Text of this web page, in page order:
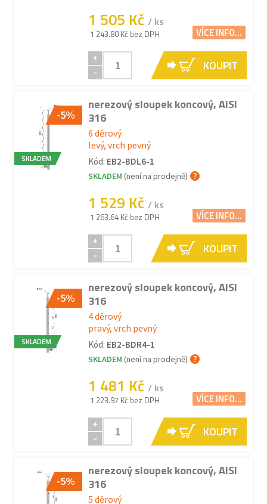
1 505 Kč / ks
1 243.80 Kč bez DPH VÍCE INFO...
+
-
KOUPIT
-5%
SKLADEM
nerezový sloupek koncový, AISI
316
6 děrový
levý, vrch pevný
Kód: EB2-BDL6-1
SKLADEM (není na prodejně)
1 529 Kč / ks
1 263.64 Kč bez DPH VÍCE INFO...
+
-
KOUPIT
-5%
SKLADEM
nerezový sloupek koncový, AISI
316
4 děrový
pravý, vrch pevný
Kód: EB2-BDR4-1
SKLADEM (není na prodejně)
1 481 Kč / ks
1 223.97 Kč bez DPH VÍCE INFO...
+
-
KOUPIT
-5%
nerezový sloupek koncový, AISI
316
5 děrový